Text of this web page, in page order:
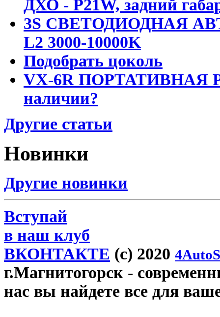
ДХО - P21W, задний
3S СВЕТОДИОДНАЯ
L2 3000-10000K
Подобрать цоколь
VX-6R ПОРТАТИВНАЯ
наличии?
Другие статьи
Новинки
Другие новинки
Вступай
в наш клуб
ВКОНТАКТЕ (c) 2020
г.Магнитогорск -
нас вы найдете все для